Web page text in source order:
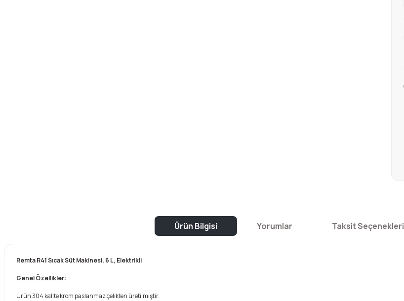
Ürün Bilgisi Yorumlar Taksit Seçenekleri
Remta R41 Sıcak Süt Makinesi, 6 L, Elektrikli
Genel Özellikler:
Ürün 304 kalite krom paslanmaz çelikten üretilmiştir.